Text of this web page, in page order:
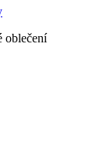
oblečení